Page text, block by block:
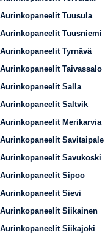
Aurinkopaneelit Tuusula
Aurinkopaneelit Tuusniemi
Aurinkopaneelit Tyrnävä
Aurinkopaneelit Taivassalo
Aurinkopaneelit Salla
Aurinkopaneelit Saltvik
Aurinkopaneelit Merikarvia
Aurinkopaneelit Savitaipale
Aurinkopaneelit Savukoski
Aurinkopaneelit Sipoo
Aurinkopaneelit Sievi
Aurinkopaneelit Siikainen
Aurinkopaneelit Siikajoki